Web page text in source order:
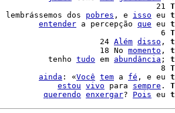
|                                 21
| lembrássemos dos pobres , e isso eu
entender a percepção que eu
|                                  6
|                     24 Além disso ,
|                     18 No momento ,
|          tenho tudo em abundância ;
|                                  8
ainda : «Você tem a fé , e eu
estou vivo para sempre .
querendo enxergar? Pois eu